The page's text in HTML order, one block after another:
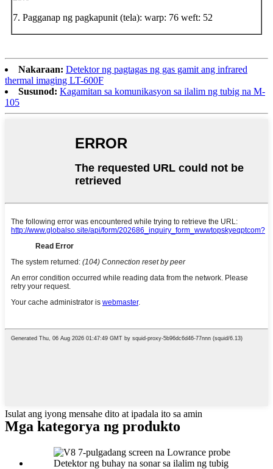
7. Pagganap ng pagkapunit (tela): warp: 76 weft: 52
Nakaraan: Detektor ng pagtagas ng gas gamit ang infrared
thermal imaging LT-600F
Susunod: Kagamitan sa komunikasyon sa ilalim ng tubig na M-
105
Isulat ang iyong mensahe dito at ipadala ito sa amin
Mga kategorya ng produkto